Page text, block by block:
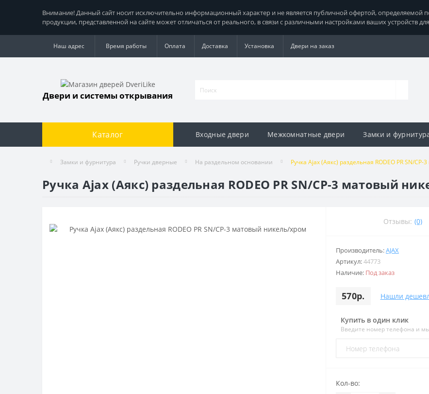
Внимание! Данный сайт носит исключительно информационный характер и не является публичной офертой, определяемой
продукции, представленной на сайте может отличаться от реального, в связи с различными настройками ваших устройств
Наш адрес Время работы Оплата Доставка Установка Двери на заказ
Двери и системы открывания
Каталог Входные двери Межкомнатные двери Замки и
Замки и фурнитура Ручки дверные На раздельном основании Ручка Ajax (Аякс) раздельная RODEO PR SN/
Ручка Ajax (Аякс) раздельная RODEO PR SN/CP-3 матовый
Отзывы: (0)
Производитель:AJAX
Артикул:44773
Наличие: Под заказ
570р. Нашли
Купить в один клик
Введите номер телефона и
Кол-во: